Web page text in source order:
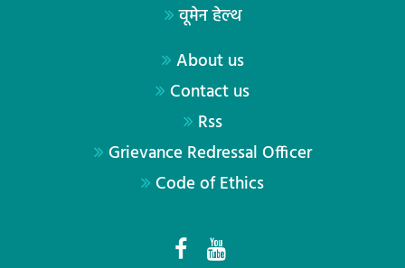
वूमेन हेल्थ
About us
Contact us
Rss
Grievance Redressal Officer
Code of Ethics